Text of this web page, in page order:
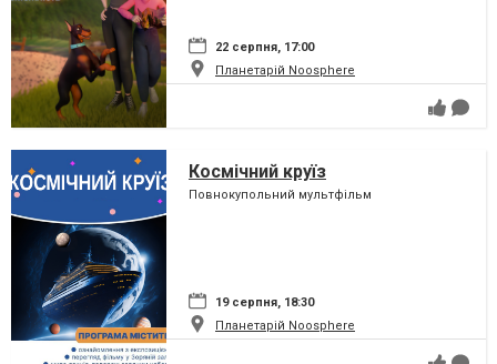
22 серпня, 17:00
Планетарій Noosphere
Космічний круїз
Повнокупольний мультфільм
19 серпня, 18:30
Планетарій Noosphere